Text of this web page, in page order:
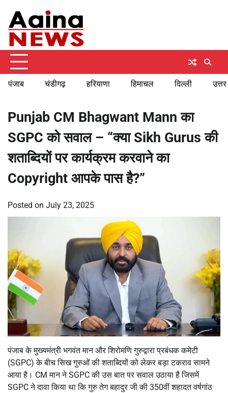
content
पंजाब चंडीगढ़ हरियाणा हिमाचल दिल्ली
Punjab CM Bhagwant Mann का
SGPC को सवाल – “क्या Sikh Gurus की
शताब्दियों पर कार्यक्रम करवाने का
Copyright आपके पास है?”
Posted on July 23, 2025
पंजाब के मुख्यमंत्री भगवंत मान और शिरोमणि गुरुद्वारा प्रबंधक कमेटी
(SGPC) के बीच सिख गुरुओं की शताब्दियों को लेकर बड़ा टकराव सामने
आया है। CM मान ने SGPC की उस बात पर सवाल उठाया है जिसमें
SGPC ने दावा किया था कि गुरु तेग बहादुर जी की 350वीं शहादत वर्षगांठ